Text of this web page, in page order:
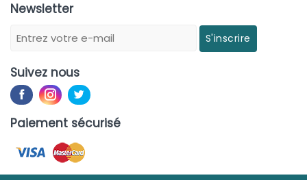
Newsletter
S'inscrire
Suivez nous
Paiement sécurisé